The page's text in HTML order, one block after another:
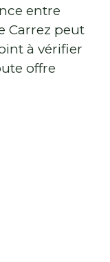
entre
Carrez peut
à vérifier
offre